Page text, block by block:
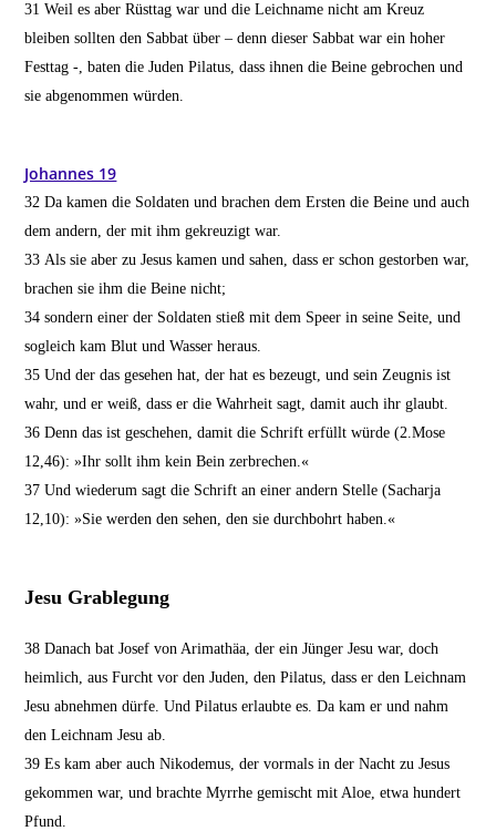
31Weil es aber Rüsttag war und die Leichname nicht am Kreuz
bleiben sollten den Sabbat über – denn dieser Sabbat war ein hoher
Festtag -, baten die Juden Pilatus, dass ihnen die Beine gebrochen und
sie abgenommen würden.
Johannes 19
32Da kamen die Soldaten und brachen dem Ersten die Beine und auch
dem andern, der mit ihm gekreuzigt war.
33Als sie aber zu Jesus kamen und sahen, dass er schon gestorben war,
brachen sie ihm die Beine nicht;
34sondern einer der Soldaten stieß mit dem Speer in seine Seite, und
sogleich kam Blut und Wasser heraus.
35Und der das gesehen hat, der hat es bezeugt, und sein Zeugnis ist
wahr, und er weiß, dass er die Wahrheit sagt, damit auch ihr glaubt.
36Denn das ist geschehen, damit die Schrift erfüllt würde (2.Mose
12,46): »Ihr sollt ihm kein Bein zerbrechen.«
37Und wiederum sagt die Schrift an einer andern Stelle (Sacharja
12,10): »Sie werden den sehen, den sie durchbohrt haben.«
Jesu Grablegung
38Danach bat Josef von Arimathäa, der ein Jünger Jesu war, doch
heimlich, aus Furcht vor den Juden, den Pilatus, dass er den Leichnam
Jesu abnehmen dürfe. Und Pilatus erlaubte es. Da kam er und nahm
den Leichnam Jesu ab.
39Es kam aber auch Nikodemus, der vormals in der Nacht zu Jesus
gekommen war, und brachte Myrrhe gemischt mit Aloe, etwa hundert
Pfund.